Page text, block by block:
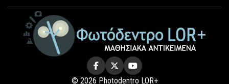
© 2026 Photodentro LOR+